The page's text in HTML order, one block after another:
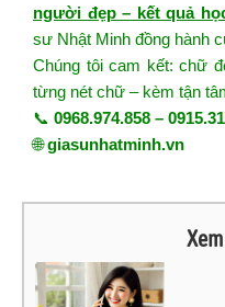
người đẹp – kết quả
sư Nhật Minh đồng hành
Chúng tôi cam kết: chữ
từng nét chữ – kèm tận
📞 0968.974.858 –
🌐giasunhatminh.vn